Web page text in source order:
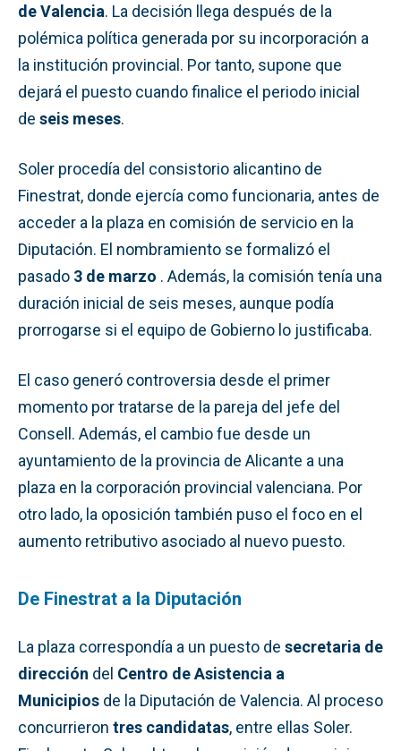
de Valencia. La decisión llega después de la
polémica política generada por su incorporación a
la institución provincial. Por tanto, supone que
dejará el puesto cuando finalice el periodo inicial
de seis meses.
Soler procedía del consistorio alicantino de
Finestrat, donde ejercía como funcionaria, antes de
acceder a la plaza en comisión de servicio en la
Diputación. El nombramiento se formalizó el
pasado 3 de marzo . Además, la comisión tenía una
duración inicial de seis meses, aunque podía
prorrogarse si el equipo de Gobierno lo justificaba.
El caso generó controversia desde el primer
momento por tratarse de la pareja del jefe del
Consell. Además, el cambio fue desde un
ayuntamiento de la provincia de Alicante a una
plaza en la corporación provincial valenciana. Por
otro lado, la oposición también puso el foco en el
aumento retributivo asociado al nuevo puesto.
De Finestrat a la Diputación
La plaza correspondía a un puesto de secretaria de
dirección del Centro de Asistencia a
Municipios de la Diputación de Valencia. Al proceso
concurrieron tres candidatas, entre ellas Soler.